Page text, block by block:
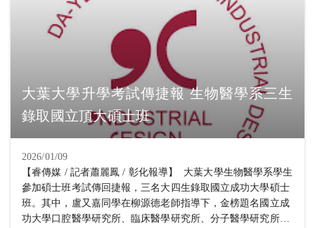
功大學臨床醫學研究所。 畢業於南投高中的周巧閔同學回顧
學習歷程時表示，大一從班導師劉淑瑛老師口中得知彰化基督
教醫院的實習機會，她本身對生物領域很感興趣，因此報名參
加，連續三個暑假都在血液腫瘤醫學研究室實驗，不但了解到
醫學中心的研究運作，更幫助她確立攻讀碩士班的目標。彰基
實習的經驗與劉淑瑛老師指導她做天然藥物對血癌細胞影響的
專題成果，都讓她在研究所考試受到肯定，她期望自己未來能
將大數據分析應用於臨床醫學研究，提升生物醫學領域的研究
深度。 同時錄取五個國立大學碩士班的盧又嘉同學，畢業於
老師的微生物基因體暨合成生物學實驗室後，她選擇跟生活有
關的題目，探討天然代謝物對口腔蛀牙細菌的抑制，老師給予
學生很大的發揮空間，鼓勵她嘗試，肯定並支持她去做想做的
事，很開心可以如願考取自己的第一志願，未來要繼續深化研
究。 小港高中畢業的戴庭誼同學感謝生醫系蔡孟?老師、學姐
大葉大學升學考試傳捷報 生物醫學系三生
錄取國立頂大碩士班
2026/01/09
【睿傳媒 / 記者蕭麗鳳 / 彰化報導】 大葉大學生物醫學系學生
參加碩士班考試傳回捷報，三名大四生錄取國立成功大學碩士
班。其中，盧又嘉同學在柳源德老師指導下，金榜題名國立成
功大學口腔醫學研究所、臨床醫學研究所、分子醫學研究所、